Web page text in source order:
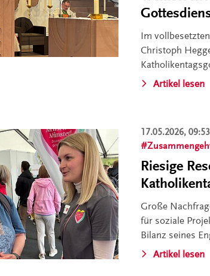
Im
Christoph
Artikel lesen
17.05.2026,
Riesige
Große
für soziale
Bilanz seines
Artikel lesen